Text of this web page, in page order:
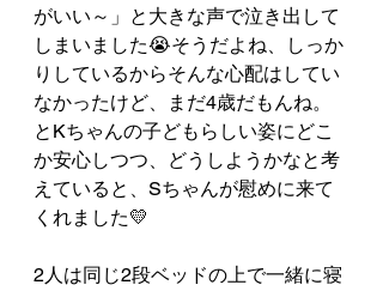
がいい～」と大きな声で泣き出して
しまいました😭そうだよね、しっか
りしているからそんな心配はしてい
なかったけど、まだ4歳だもんね。
とKちゃんの子どもらしい姿にどこ
か安心しつつ、どうしようかなと考
えていると、Sちゃんが慰めに来て
くれました💛
2人は同じ2段ベッドの上で一緒に寝